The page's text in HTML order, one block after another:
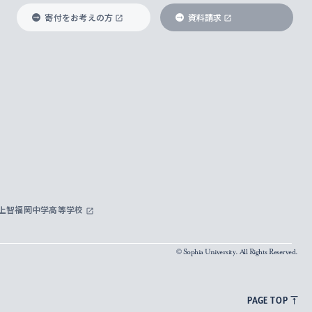
寄付をお考えの方 資料請求
智福岡中学高等学校
© Sophia University. All Rights Reserved.
PAGE TOP